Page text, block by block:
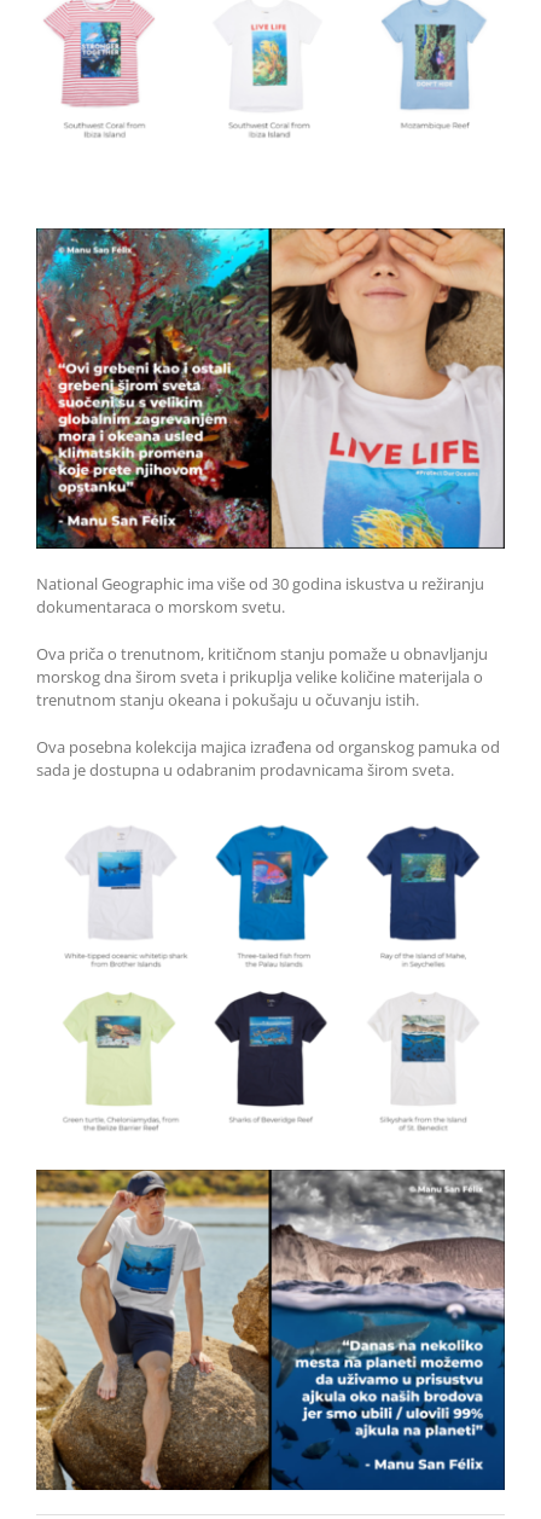
National Geographic ima više od 30 godina iskustva u režiranju
dokumentaraca o morskom svetu.
Ova priča o trenutnom, kritičnom stanju pomaže u obnavljanju
morskog dna širom sveta i prikuplja velike količine materijala o
trenutnom stanju okeana i pokušaju u očuvanju istih.
Ova posebna kolekcija majica izrađena od organskog pamuka od
sada je dostupna u odabranim prodavnicama širom sveta.